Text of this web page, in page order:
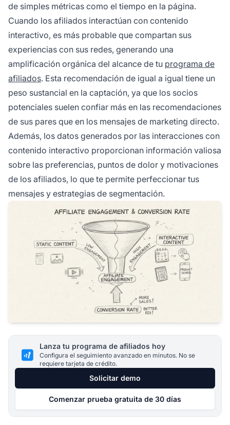
de simples métricas como el tiempo en la página.
Cuando los afiliados interactúan con contenido
interactivo, es más probable que compartan sus
experiencias con sus redes, generando una
amplificación orgánica del alcance de tu programa de
afiliados. Esta recomendación de igual a igual tiene un
peso sustancial en la captación, ya que los socios
potenciales suelen confiar más en las recomendaciones
de sus pares que en los mensajes de marketing directo.
Además, los datos generados por las interacciones con
contenido interactivo proporcionan información valiosa
sobre las preferencias, puntos de dolor y motivaciones
de los afiliados, lo que te permite perfeccionar tus
mensajes y estrategias de segmentación.
Lanza tu programa de afiliados hoy
Configura el seguimiento avanzado en minutos. No se
requiere tarjeta de crédito.
Solicitar demo
Comenzar prueba gratuita de 30 días